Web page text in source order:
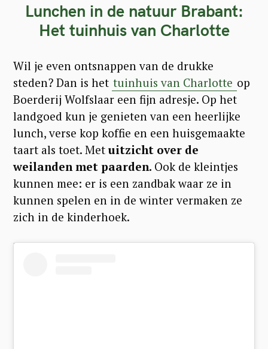
Lunchen in de natuur Brabant:
Het tuinhuis van Charlotte
Wil je even ontsnappen van de drukke
steden? Dan is het tuinhuis van Charlotte op
Boerderij Wolfslaar een fijn adresje. Op het
landgoed kun je genieten van een heerlijke
lunch, verse kop koffie en een huisgemaakte
taart als toet. Met uitzicht over de
weilanden met paarden. Ook de kleintjes
kunnen mee: er is een zandbak waar ze in
kunnen spelen en in de winter vermaken ze
zich in de kinderhoek.